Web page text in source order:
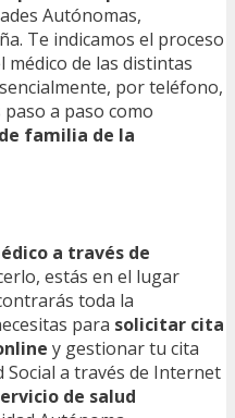
Autónomas,
Te indicamos el proceso
de las distintas
por teléfono,
a paso como
familia de la
a través de
estás en el lugar
toda la
para solicitar cita
y gestionar tu cita
Social a través de Internet
de salud